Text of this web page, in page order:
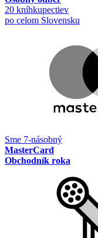
20 kníhkupectiev
po celom Slovensku
Sme 7-násobný
MasterCard
Obchodník roka